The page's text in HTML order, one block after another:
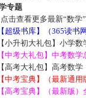
专题
点击查看更多最新“数学
【超级书库】（365读书
【小升初大礼包】小学
【中考大礼包】中考数
【高考大礼包】高考数
【中考宝典】（最新通
【高考宝典】（最新版